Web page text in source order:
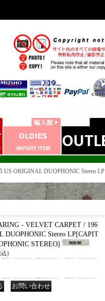
US ORIGINAL DUOPHONIC Stereo LP
- VELVET CARPET / 196
DUOPHONIC Stereo LP[CAPIT
STEREO]
)